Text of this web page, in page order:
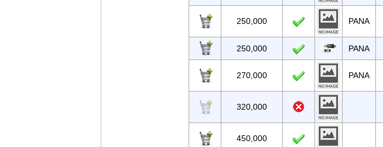
250,000 PANA
250,000 PANA
270,000 PANA
320,000
450,000